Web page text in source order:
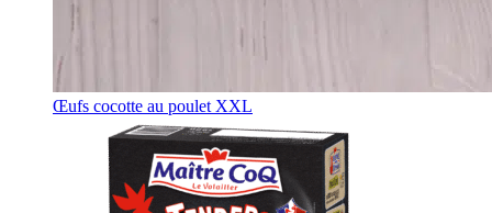
Œufs cocotte au poulet XXL